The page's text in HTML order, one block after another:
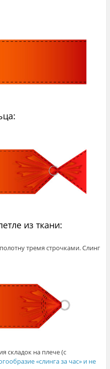
из ткани:
тремя строчками. Слинг
складок на плече (с
«слинга за час» и не